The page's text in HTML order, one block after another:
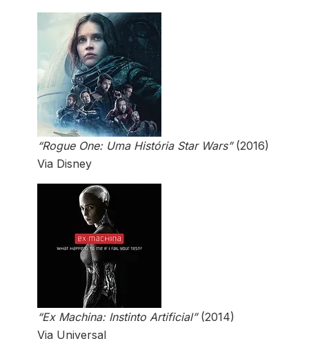
“Rogue One: Uma História Star Wars”(2016)
Via Disney
“Ex Machina: Instinto Artificial”(2014)
Via Universal